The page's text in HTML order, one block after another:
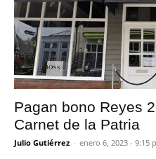
Pagan bono Reyes
Carnet de la Patria
Julio Gutiérrez - enero 6, 2023 - 9:15